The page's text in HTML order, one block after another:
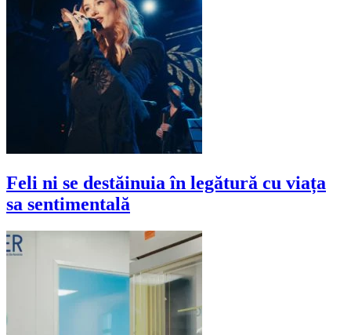
Feli ni se destăinuia în legătură cu viața
sa sentimentală